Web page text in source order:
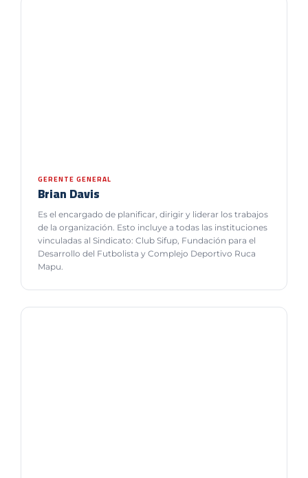
GERENTE GENERAL
Brian Davis
Es el encargado de planificar, dirigir y liderar los trabajos
de la organización. Esto incluye a todas las instituciones
vinculadas al Sindicato: Club Sifup, Fundación para el
Desarrollo del Futbolista y Complejo Deportivo Ruca
Mapu.